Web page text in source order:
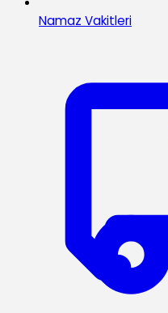
Namaz Vakitleri